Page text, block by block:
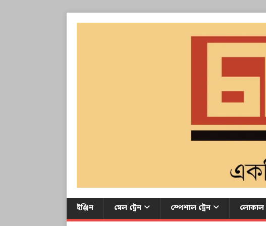
ইঞ্জিন মেল ট্রেন স্পেশাল ট্রেন লোকাল